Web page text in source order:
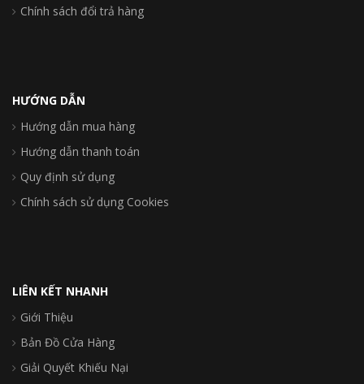
Chính sách đổi trả hàng
HƯỚNG DẪN
Hướng dẫn mua hàng
Hướng dẫn thanh toán
Quy định sử dụng
Chính sách sử dụng Cookies
LIÊN KẾT NHANH
Giới Thiệu
Bản Đồ Cửa Hàng
Giải Quyết Khiếu Nại